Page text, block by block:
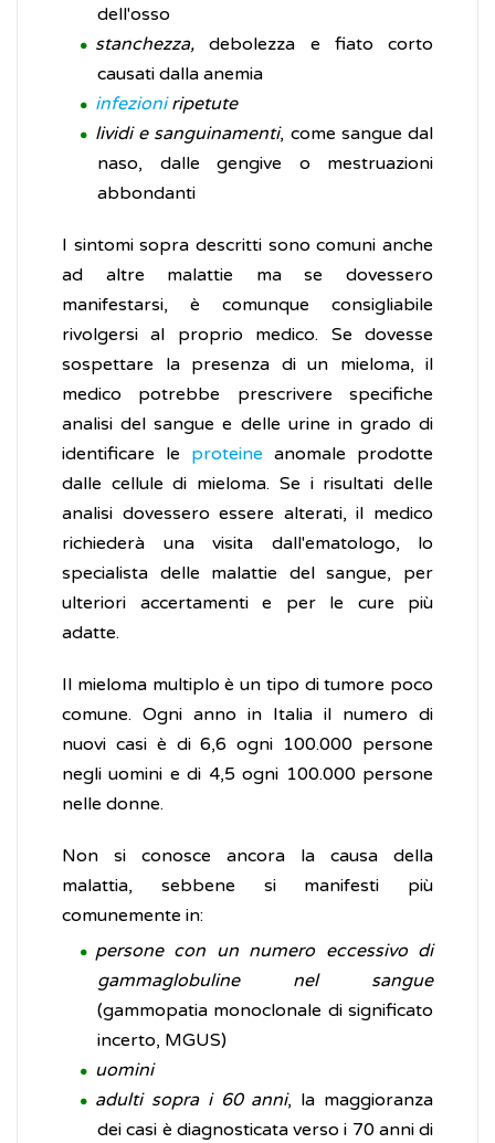
dell'osso
stanchezza, debolezza e fiato corto
causati dalla anemia
infezioniripetute
lividi e sanguinamenti, come sangue dal
naso, dalle gengive o mestruazioni
abbondanti
I sintomi sopra descritti sono comuni anche
ad altre malattie ma se dovessero
manifestarsi, è comunque consigliabile
rivolgersi al proprio medico. Se dovesse
sospettare la presenza di un mieloma, il
medico potrebbe prescrivere specifiche
analisi del sangue e delle urine in grado di
identificare le proteine anomale prodotte
dalle cellule di mieloma. Se i risultati delle
analisi dovessero essere alterati, il medico
richiederà una visita dall'ematologo, lo
specialista delle malattie del sangue, per
ulteriori accertamenti e per le cure più
adatte.
Il mieloma multiplo è un tipo di tumore poco
comune. Ogni anno in Italia il numero di
nuovi casi è di 6,6 ogni 100.000 persone
negli uomini e di 4,5 ogni 100.000 persone
nelle donne.
Non si conosce ancora la causa della
malattia, sebbene si manifesti più
comunemente in:
persone con un numero eccessivo di
gammaglobuline nel sangue
(gammopatia monoclonale di significato
incerto, MGUS)
uomini
adulti sopra i 60 anni, la maggioranza
dei casi è diagnosticata verso i 70 anni di